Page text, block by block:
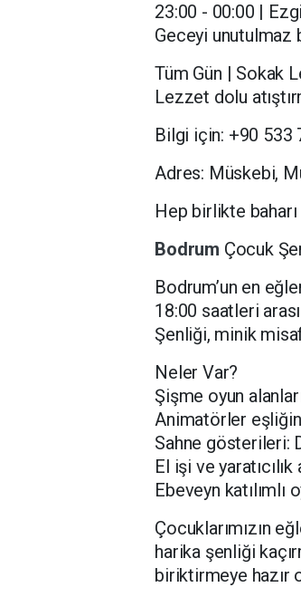
23:00 - 00:00 |
Geceyi unutulmaz
Tüm Gün | Sokak
Lezzet dolu
Bilgi için: +90 533
Adres: Müskebi,
Hep birlikte baharı
Bodrum Çocuk
Bodrum’un en
18:00 saatleri
Şenliği, minik
Neler Var?
Şişme oyun
Animatörler
Sahne gösterileri:
El işi ve
Ebeveyn katılımlı
Çocuklarımızın
harika şenliği
biriktirmeye hazır